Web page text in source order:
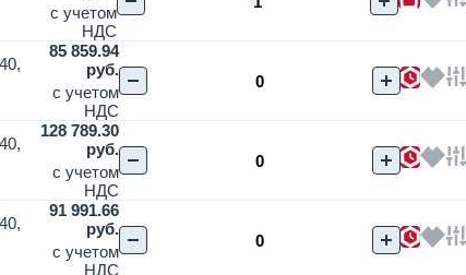
с учетом
НДС
85 859.94
руб.
с учетом
НДС
128 789.30
руб.
с учетом
НДС
91 991.66
руб.
с учетом
НДС